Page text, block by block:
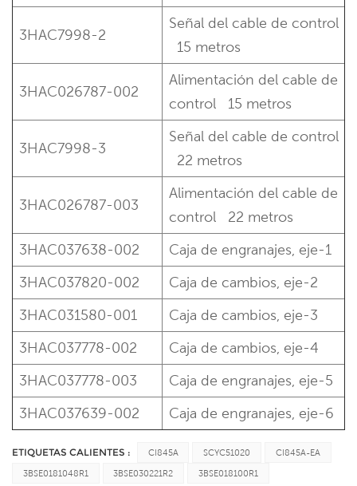
3HAC7998-2
Señal del cable de control
15 metros
3HAC026787-002
Alimentación del cable de
control
15 metros
3HAC7998-3
Señal del cable de control
22 metros
3HAC026787-003
Alimentación del cable de
control
22 metros
3HAC037638-002
Caja de engranajes, eje-1
3HAC037820-002
Caja de cambios, eje-2
3HAC031580-001
Caja de cambios, eje-3
3HAC037778-002
Caja de cambios, eje-4
3HAC037778-003
Caja de engranajes, eje-5
3HAC037639-002
Caja de engranajes, eje-6
ETIQUETAS CALIENTES : CI845A SCYC51020 CI845A-EA
3BSE0181048R1 3BSE030221R2 3BSE018100R1